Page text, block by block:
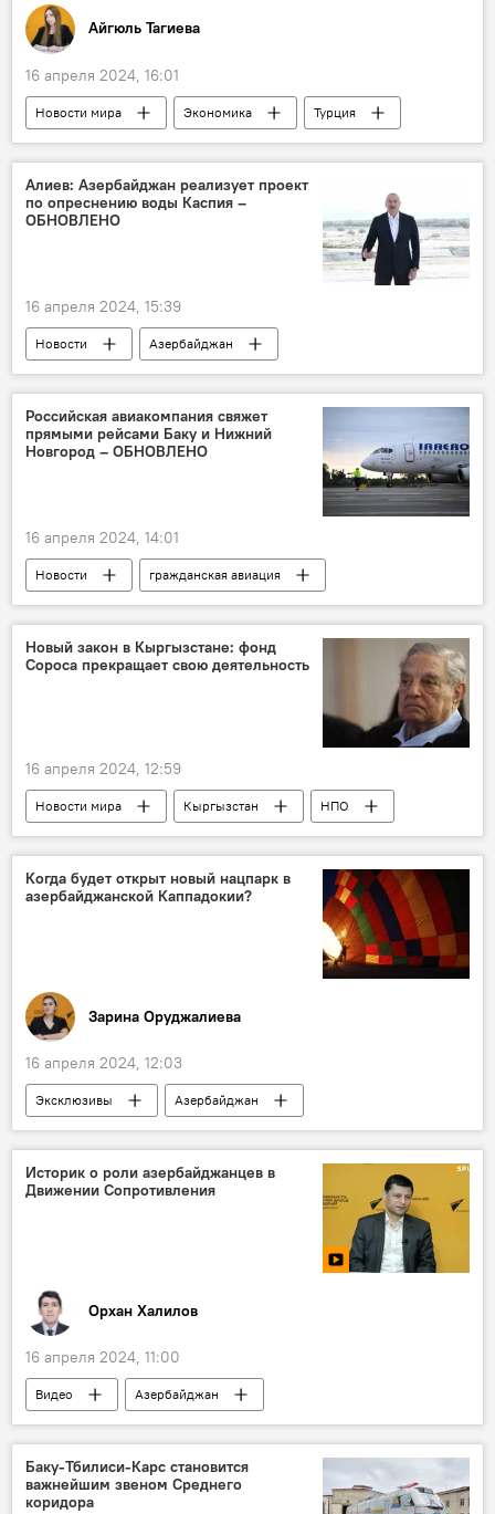
Айгюль Тагиева
16 апреля 2024, 16:01
Новости мира Экономика
Турция
Центробанк
турецкая лира Убыток
Алиев: Азербайджан реализует проект
по опреснению воды Каспия –
ОБНОВЛЕНО
16 апреля 2024, 15:39
Новости
Азербайджан
Ильхам Алиев
Политика
Гаджигабул
водный канал
Водоснабжение
Российская авиакомпания свяжет
прямыми рейсами Баку и Нижний
Новгород – ОБНОВЛЕНО
16 апреля 2024, 14:01
Новости
гражданская авиация
авиакомпания "ИрАэро"
Баку
Авиарейсы
Нижний Новгород
Россия
Новый закон в Кыргызстане: фонд
Сороса прекращает свою деятельность
16 апреля 2024, 12:59
Новости мира Кыргызстан
НПО
Законодательство
Фонд Сороса
Когда будет открыт новый нацпарк в
азербайджанской Каппадокии?
Зарина Оруджалиева
16 апреля 2024, 12:03
Эксклюзивы
Азербайджан
Общество
национальный парк
Гахский район
Исполнительная власть
Природа
Туризм
Историк о роли азербайджанцев в
Движении Сопротивления
Орхан Халилов
16 апреля 2024, 11:00
Видео
Азербайджан
Вторая мировая война
партизан
герой партизанского движения
Германия
Италия
Баку-Тбилиси-Карс становится
важнейшим звеном Среднего
коридора